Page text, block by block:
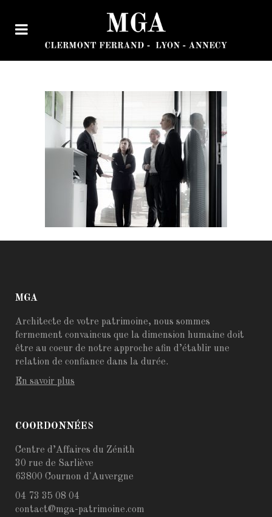
MGA
Architecte de votre patrimoine, nous sommes
fermement convaincus que la dimension humaine doit
être au coeur de notre approche afin d’établir une
relation de confiance dans la durée.
En savoir plus
COORDONNÉES
Centre d’Affaires du Zénith
30 rue de Sarliève
63800 Cournon d'Auvergne
04 73 35 08 04
contact@mga-patrimoine.com